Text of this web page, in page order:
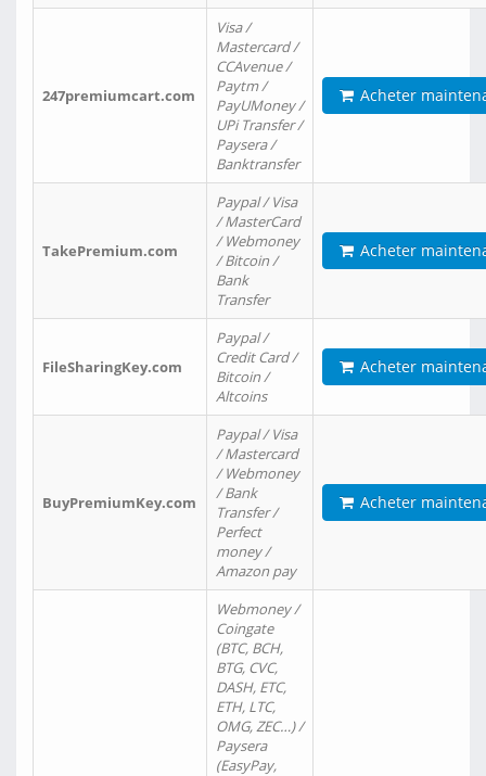
247premiumcart.com
Visa /
Mastercard /
CCAvenue /
Paytm /
PayUMoney /
UPi Transfer /
Paysera /
Banktransfer
Acheter
TakePremium.com
Paypal / Visa
/ MasterCard
/ Webmoney
/ Bitcoin /
Bank
Transfer
Acheter
FileSharingKey.com
Paypal /
Credit Card /
Bitcoin /
Altcoins
Acheter
BuyPremiumKey.com
Paypal / Visa
/ Mastercard
/ Webmoney
/ Bank
Transfer /
Perfect
money /
Amazon pay
Acheter
Webmoney /
Coingate
(BTC, BCH,
BTG, CVC,
DASH, ETC,
ETH, LTC,
OMG, ZEC…) /
Paysera
(EasyPay,